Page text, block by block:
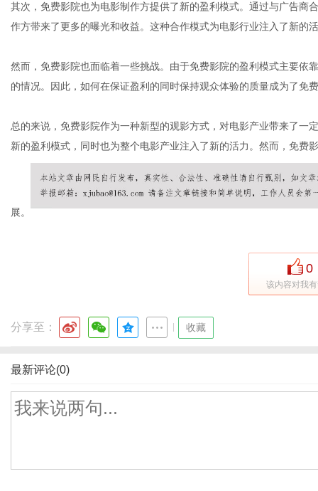
其次，免费影院也为电影制作方提供了新的盈利模式。通过与广告商
作方带来了更多的曝光和收益。这种合作模式为电影行业注入了新的
然而，免费影院也面临着一些挑战。由于免费影院的盈利模式主要依
的情况。因此，如何在保证盈利的同时保持观众体验的质量成为了免
总的来说，免费影院作为一种新型的观影方式，对电影产业带来了一
新的盈利模式，同时也为整个电影产业注入了新的活力。然而，免费
展。
0
该内容对我
分享至： 收藏
最新评论(0)